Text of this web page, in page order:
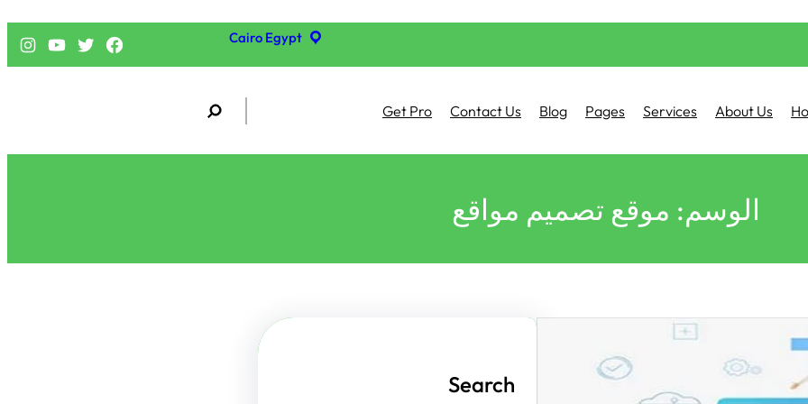
Cairo Egypt فيسبوك تويتر يوتيوب إنستجرام
About Us
Services
Pages
Blog
Contact Us
Get Pro
S
a
c
الوسم: موقع تصميم مواقع
Search